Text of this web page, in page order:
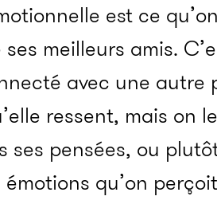
est ce
meilleurs amis.
avec une autre
ressent, mais on
ses pensées, ou
qu’on